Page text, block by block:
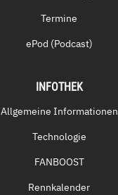
Termine
ePod (Podcast)
INFOTHEK
Allgemeine Informationen
Technologie
FANBOOST
Rennkalender